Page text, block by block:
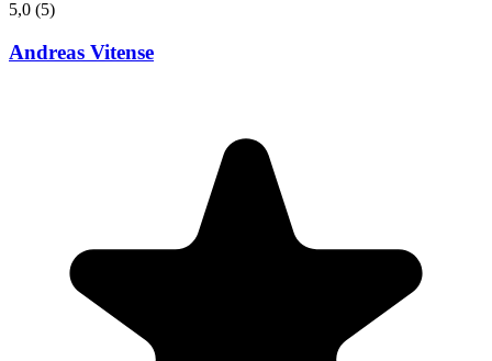
5,0 (5)
Andreas Vitense